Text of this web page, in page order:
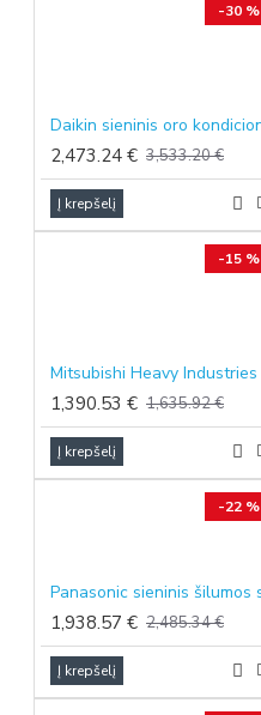
-30 %
2,473.24 € 3,533.20 €
Į krepšelį
-15 %
1,390.53 € 1,635.92 €
Į krepšelį
-22 %
1,938.57 € 2,485.34 €
Į krepšelį